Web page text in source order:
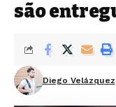
são
Diego Velázquez